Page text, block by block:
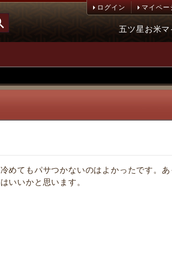
ログイン マイペー
五ツ星お米
冷めてもパサつかないのはよかったです。
はいいかと思います。